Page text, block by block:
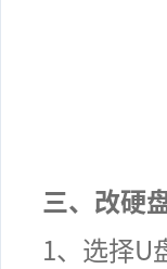
三、改硬
1、选择U